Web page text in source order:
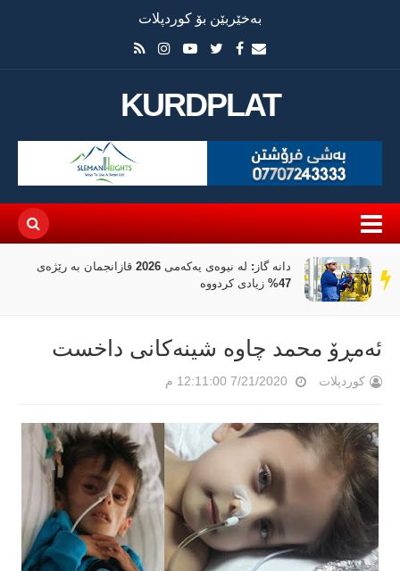
بەخێربێن بۆ کوردپلات
KURDPLAT
سەر
دێڕ
دانە گاز: لە نیوەی یەکەمی 2026 قازانجمان بە رێژەی
47% زیادی کردووە
ئەمڕۆ محمد چاوە شینەكانی داخست
کوردپلات 7/21/2020 12:11:00 م